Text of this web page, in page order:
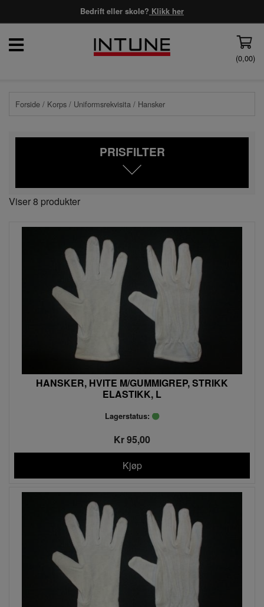
Bedrift eller skole? Klikk her
(0,00)
Forside / Korps / Uniformsrekvisita / Hansker
PRISFILTER
Viser 8 produkter
HANSKER, HVITE M/GUMMIGREP, STRIKK
ELASTIKK, L
Lagerstatus:
Kr 95,00
Kjøp